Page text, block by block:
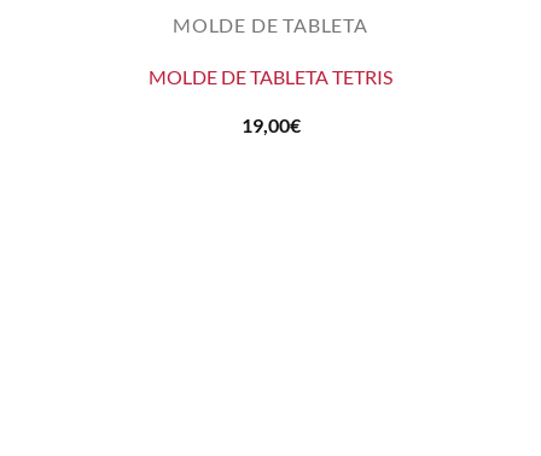
MOLDE DE TABLETA
MOLDE DE TABLETA TETRIS
19,00€